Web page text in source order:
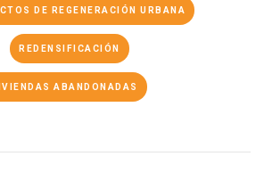
DE REGENERACIÓN URBANA
REDENSIFICACIÓN
ABANDONADAS